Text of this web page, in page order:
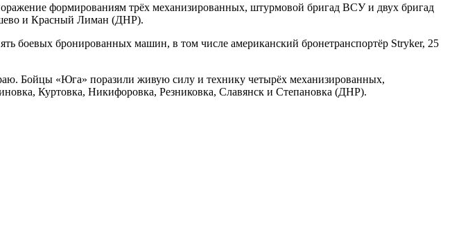
формированиям трёх механизированных, штурмовой бригад ВСУ и двух бригад
и Красный Лиман (ДНР).
боевых бронированных машин, в том числе американский бронетранспортёр Stryker, 25
Бойцы «Юга» поразили живую силу и технику четырёх механизированных,
Куртовка, Никифоровка, Резниковка, Славянск и Степановка (ДНР).